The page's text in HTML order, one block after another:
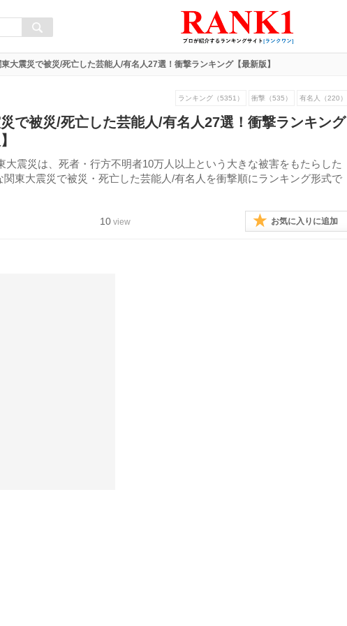
東大震災で被災/死亡した芸能人/有名人27選！衝撃ランキング【最新版】
ランキング（5351） 衝撃（535） 有名人（220）
で被災/死亡した芸能人/有名人27選！衝撃ランキング
大震災は、死者・行方不明者10万人以上という大きな被害をもたらした
東大震災で被災・死亡した芸能人/有名人を衝撃順にランキング形式で
10 view お気に入りに追加